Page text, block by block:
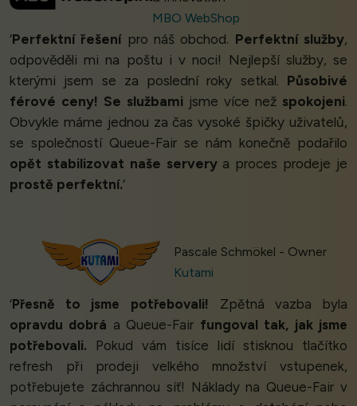
MBO WebShop
‘Perfektní řešenípro náš obchod. Perfektní služby,
odpověděli mi na poštu i v noci! Nejlepší služby, se
kterými jsem se za poslední roky setkal. Působivé
férové ceny! Se službami jsme více než spokojeni.
Obvykle máme jednou za čas vysoké špičky uživatelů,
se společností Queue-Fair se nám konečně podařilo
opět stabilizovat naše serverya proces prodeje je
prostě perfektní.’
Pascale Schmökel - Owner
Kutami
‘Přesně to jsme potřebovali! Zpětná vazba byla
opravdu dobrá a Queue-Fair fungoval tak, jak jsme
potřebovali. Pokud vám tisíce lidí stisknou tlačítko
refresh při prodeji velkého množství vstupenek,
potřebujete záchrannou síť! Náklady na Queue-Fair v